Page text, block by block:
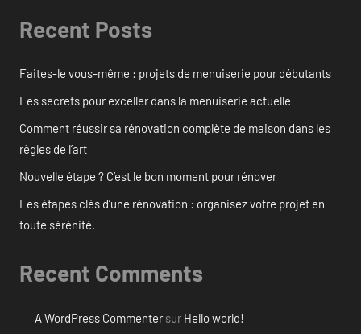
Recent Posts
Faites-le vous-même : projets de menuiserie pour débutants
Les secrets pour exceller dans la menuiserie actuelle
Comment réussir sa rénovation complète de maison dans les
règles de l’art
Nouvelle étape ? C’est le bon moment pour rénover
Les étapes clés d’une rénovation : organisez votre projet en
toute sérénité.
Recent Comments
A WordPress Commentersur Hello world!